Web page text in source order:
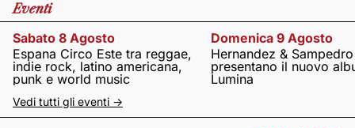
Eventi
Sabato 8 Agosto
Espana Circo Este tra reggae,
indie rock, latino americana,
punk e world music
Domenica 9 Agosto
Hernandez & Sampedro
presentano il nuovo
Lumina
Vedi tutti gli eventi ->